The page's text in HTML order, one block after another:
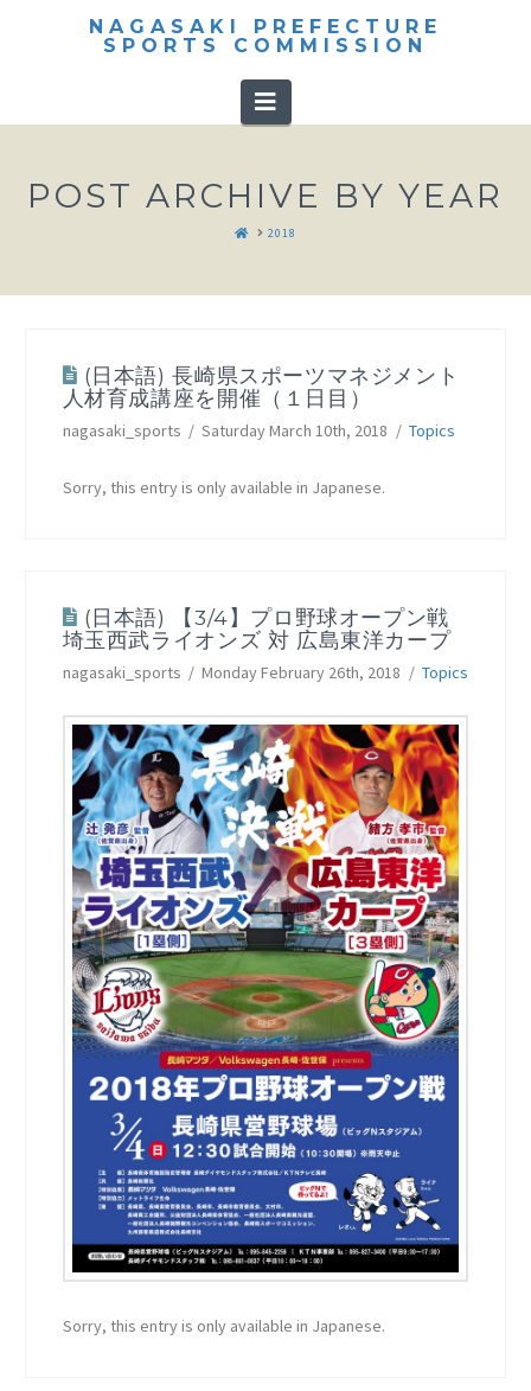
NAGASAKI PREFECTURE
SPORTS COMMISSION
Navigation
POST ARCHIVE BY YEAR
HOME2018
(日本語) 長崎県スポーツマネジメント
人材育成講座を開催（１日目）
nagasaki_sports Saturday March 10th, 2018 Topics
Sorry, this entry is only available in Japanese.
(日本語) 【3/4】プロ野球オープン戦
埼玉西武ライオンズ 対 広島東洋カープ
nagasaki_sports Monday February 26th, 2018 Topics
Sorry, this entry is only available in Japanese.